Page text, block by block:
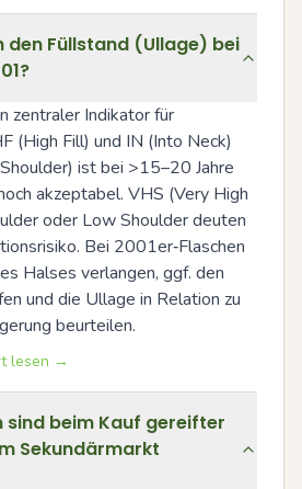
den Füllstand (Ullage) bei
zentraler Indikator für
(High Fill) und IN (Into Neck)
ist bei >15–20 Jahre
akzeptabel. VHS (Very High
oder Low Shoulder deuten
Bei 2001er‑Flaschen
Halses verlangen, ggf. den
und die Ullage in Relation zu
beurteilen.
lesen →
sind beim Kauf gereifter
Sekundärmarkt